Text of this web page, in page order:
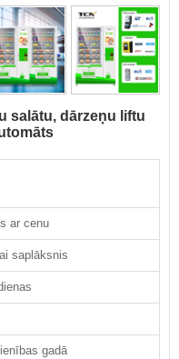
salātu, dārzeņu liftu
ar cenu
saplāksnis
gadā